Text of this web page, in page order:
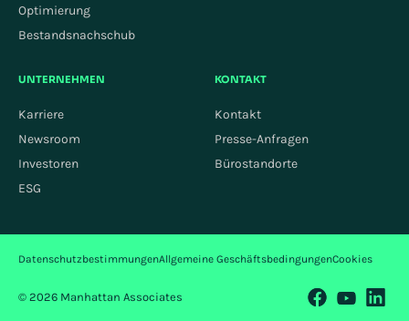
Optimierung
Bestandsnachschub
UNTERNEHMEN
Karriere
Newsroom
Investoren
ESG
KONTAKT
Kontakt
Presse-Anfragen
Bürostandorte
© 2026 Manhattan Associates
DatenschutzbestimmungenAllgemeine GeschäftsbedingungenCookies